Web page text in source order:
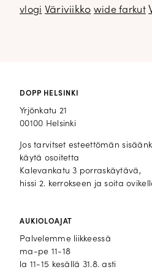
vlogi Väriviikko wide farkut
DOPP HELSINKI
Yrjönkatu 21
00100 Helsinki
Jos tarvitset esteettömän
käytä osoitetta
Kalevankatu 3 porraskäytävä,
hissi 2. kerrokseen ja soita
AUKIOLOAJAT
Palvelemme liikkeessä
ma-pe 11-18
la 11-15 kesällä 31.8. asti